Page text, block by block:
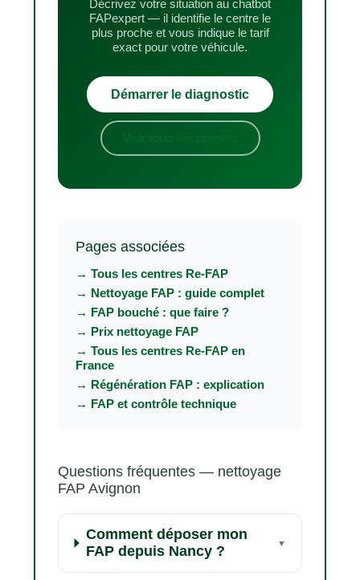
Décrivez votre situation au chatbot
FAPexpert — il identifie le centre le
plus proche et vous indique le tarif
exact pour votre véhicule.
Démarrer le diagnostic
Pages associées
→ Tous les centres Re-FAP
→ Nettoyage FAP : guide complet
→ FAP bouché : que faire ?
→ Prix nettoyage FAP
→ Tous les centres Re-FAP en
France
→ Régénération FAP : explication
→ FAP et contrôle technique
Questions fréquentes — nettoyage
FAP Avignon
Comment déposer mon
FAP depuis Nancy ?